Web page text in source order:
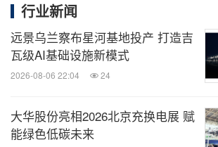
扫描二维码，立即订阅！
关键词：化工 公共设施
一般制造业
分享到：
行业新闻
远景乌兰察布星河基地投产 打造吉
瓦级AI基础设施新模式
2026-08-06 22:04 24
大华股份亮相2026北京充换电展 赋
能绿色低碳未来